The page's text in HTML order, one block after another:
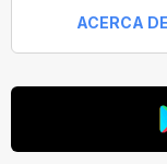
ACERCA